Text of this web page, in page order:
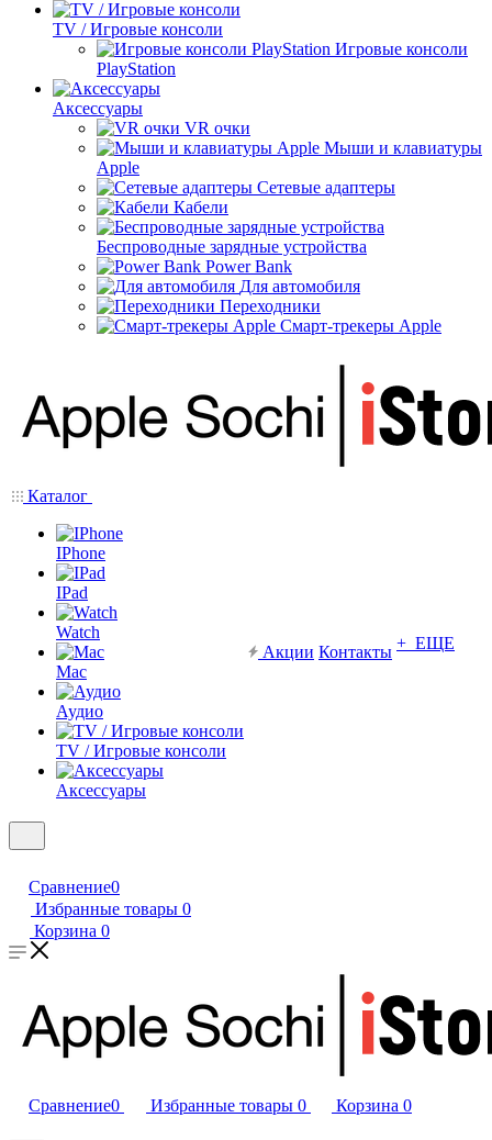
TV / Игровые консоли
Игровые консоли
PlayStation
Аксессуары
VR очки
Мыши и клавиатуры
Apple
Сетевые адаптеры
Кабели
Беспроводные зарядные устройства
Power Bank
Для автомобиля
Переходники
Смарт-трекеры Apple
Каталог
IPhone
IPad
Watch
Mac
Аудио
TV / Игровые консоли
Аксессуары
Акции Контакты + ЕЩЕ
Сравнение0
Избранные товары 0
Корзина 0
Сравнение0 Избранные товары 0 Корзина 0